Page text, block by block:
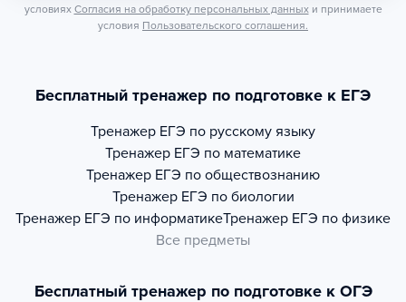
условиях Согласия на обработку персональных данных и принимаете
условия Пользовательского соглашения.
Бесплатный тренажер по подготовке к ЕГЭ
Тренажер ЕГЭ по русскому языку
Тренажер ЕГЭ по математике
Тренажер ЕГЭ по обществознанию
Тренажер ЕГЭ по биологии
Тренажер ЕГЭ по информатикеТренажер ЕГЭ по физике
Все предметы
Бесплатный тренажер по подготовке к ОГЭ